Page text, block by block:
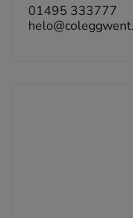
01495 333777